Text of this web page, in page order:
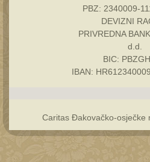
PBZ: 2340009-
DEVIZNI
PRIVREDNA
d.d.
BIC:
IBAN:
Caritas Đakovačko-osječke